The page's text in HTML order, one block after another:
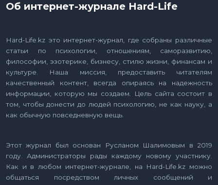
Об интернет-журнале Hard-Life
Hard-Life.kz это интернет-журнал, где собраны различные
статьи по психологии, отношениям, саморазвитию,
философии, эзотерике, бизнесу, стилю жизни, финансам и
культуре. Наша миссия, предоставить читателям
качественный контент, всегда опираясь на надежность
информации, которую мы создаем. Цель сайта состоит в
том, чтобы донести до людей психологию, не как науку, а
как обычную повседневную вещь.
Этот журнал был основан Русланом Шалимовым в 2019
году. Администраторы рады каждому новому участнику.
Как и в любом интернет-журнале, на Hard-Life.kz можно
общаться посредством личных сообщений и